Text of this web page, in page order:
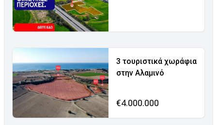
3 τουριστικά χωράφια
στην Αλαμινό
€4.000.000